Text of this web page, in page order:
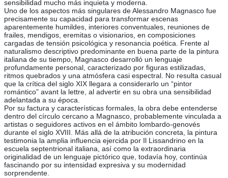
sensibilidad mucho más inquieta y moderna.
Uno de los aspectos más singulares de Alessandro Magnasco fue
precisamente su capacidad para transformar escenas
aparentemente humildes, interiores conventuales, reuniones de
frailes, mendigos, eremitas o visionarios, en composiciones
cargadas de tensión psicológica y resonancia poética. Frente al
naturalismo descriptivo predominante en buena parte de la pintura
italiana de su tiempo, Magnasco desarrolló un lenguaje
profundamente personal, caracterizado por figuras estilizadas,
ritmos quebrados y una atmósfera casi espectral. No resulta casual
que la crítica del siglo XIX llegara a considerarlo un “pintor
romántico” avant la lettre, al advertir en su obra una sensibilidad
adelantada a su época.
Por su factura y características formales, la obra debe entenderse
dentro del círculo cercano a Magnasco, probablemente vinculada a
artistas o seguidores activos en el ámbito lombardo-genovés
durante el siglo XVIII. Más allá de la atribución concreta, la pintura
testimonia la amplia influencia ejercida por Il Lissandrino en la
escuela septentrional italiana, así como la extraordinaria
originalidad de un lenguaje pictórico que, todavía hoy, continúa
fascinando por su intensidad expresiva y su modernidad
sorprendente.